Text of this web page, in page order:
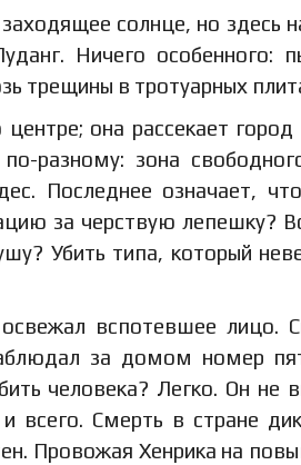
солнце, но здесь
Ничего особенного:
трещины в тротуарных
она рассекает город
разному: зона
Последнее означает,
за черствую лепешку?
Убить типа, который
вспотевшее лицо.
за домом номер
человека? Легко. Он не
всего. Смерть в стране
Провожая Хенрика на